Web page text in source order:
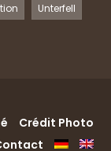
Unterfell
Crédit Photo